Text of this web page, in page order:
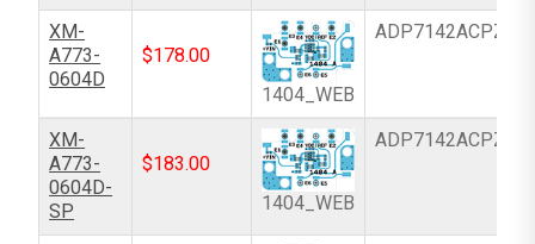
XM-
A773-
0604D
$178.00
1404_WEB
ADP7142ACPZN-
XM-
A773-
0604D-
SP
$183.00
1404_WEB
ADP7142ACPZN-